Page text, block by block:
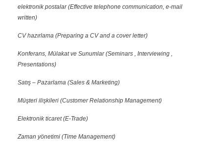
elektronik postalar (Effective telephone communication, e-mail
written)
CV hazırlama (Preparing a CV and a cover letter)
Konferans, Mülakat ve Sunumlar (Seminars , Interviewing ,
Presentations)
Satış – Pazarlama (Sales & Marketing)
Müşteri ilişkileri (Customer Relationship Management)
Elektronik ticaret (E-Trade)
Zaman yönetimi (Time Management)